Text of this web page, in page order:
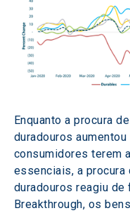
Enquanto a procura
duradouros
consumidores terem
essenciais, a procura
duradouros reagiu de
Breakthrough, os